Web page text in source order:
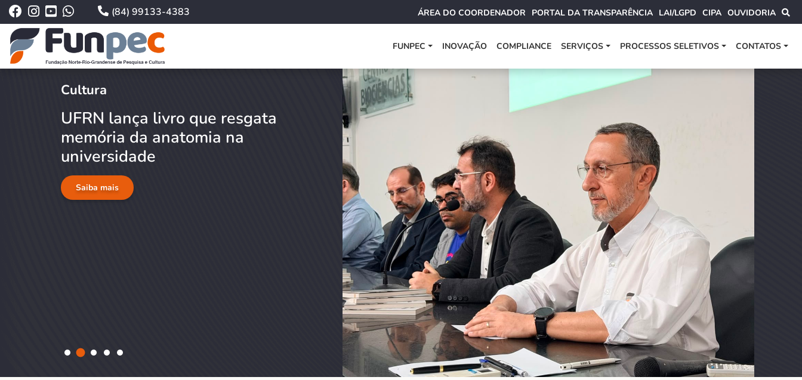
(84) 99133-4383 ÁREA DO COORDENADOR PORTAL DA TRANSPARÊNCIA LAI/LGPD CIPA OUVIDORIA
FUNPEC INOVAÇÃO COMPLIANCE SERVIÇOS PROCESSOS SELETIVOS CONTATOS
Cultura
UFRN lança livro que resgata
memória da anatomia na
universidade
Saiba mais